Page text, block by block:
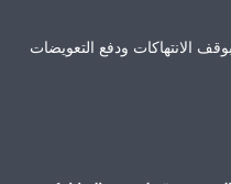
الانتهاكات ودفع التعويضات